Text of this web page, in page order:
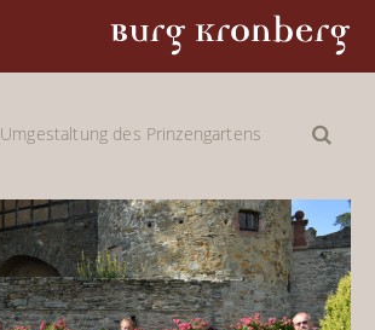
Umgestaltung des Prinzengartens